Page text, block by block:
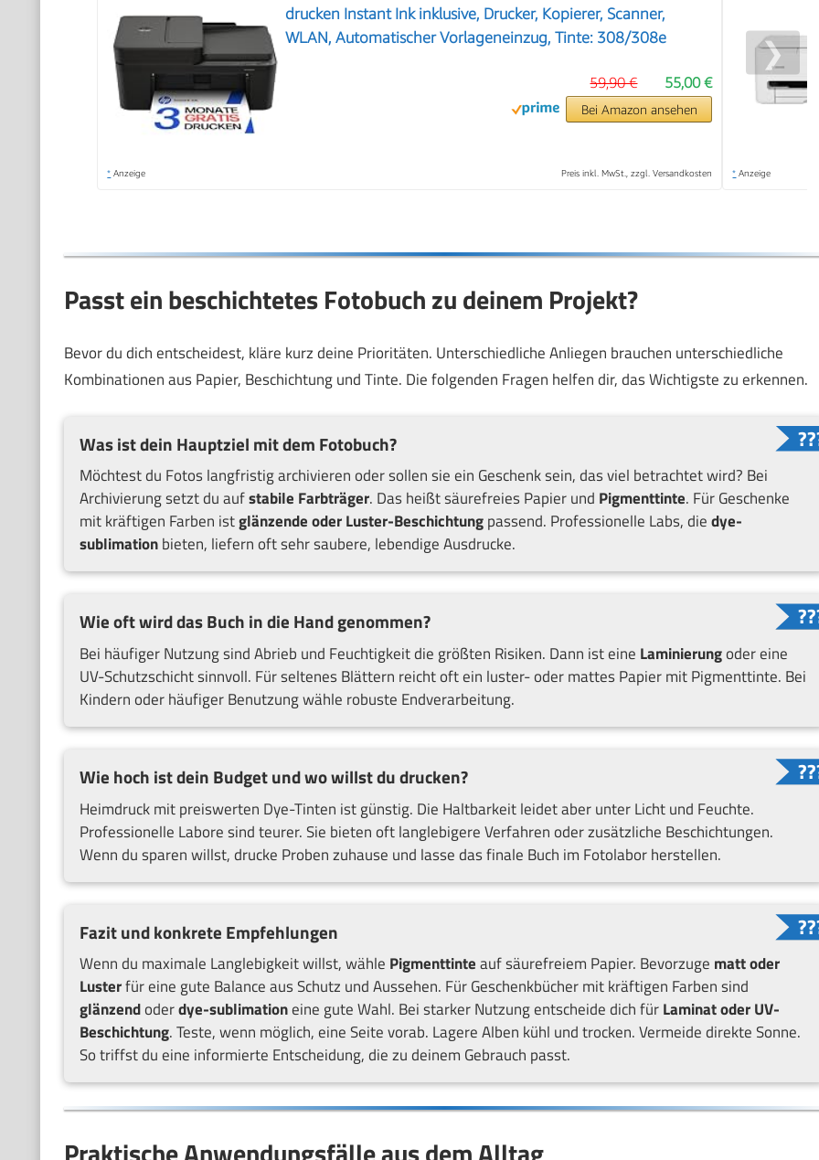
drucken Instant Ink inklusive, Drucker, Kopierer, Scanner,
WLAN, Automatischer Vorlageneinzug, Tinte: 308/308e
55,00 €
59,90 €
Bei Amazon ansehen
* Anzeige Preis inkl. MwSt., zzgl. Versandkosten * Anzeige
❯
Passt ein beschichtetes Fotobuch zu deinem Projekt?
Bevor du dich entscheidest, kläre kurz deine Prioritäten. Unterschiedliche Anliegen brauchen unterschiedliche
Kombinationen aus Papier, Beschichtung und Tinte. Die folgenden Fragen helfen dir, das Wichtigste zu erkennen.
Was ist dein Hauptziel mit dem Fotobuch?
Möchtest du Fotos langfristig archivieren oder sollen sie ein Geschenk sein, das viel betrachtet wird? Bei
Archivierung setzt du aufstabile Farbträger. Das heißt säurefreies Papier und Pigmenttinte. Für Geschenke
mit kräftigen Farben istglänzende oder Luster-Beschichtungpassend. Professionelle Labs, diedye-
sublimationbieten, liefern oft sehr saubere, lebendige Ausdrucke.
Wie oft wird das Buch in die Hand genommen?
Bei häufiger Nutzung sind Abrieb und Feuchtigkeit die größten Risiken. Dann ist eine Laminierungoder eine
UV-Schutzschicht sinnvoll. Für seltenes Blättern reicht oft ein luster- oder mattes Papier mit Pigmenttinte. Bei
Kindern oder häufiger Benutzung wähle robuste Endverarbeitung.
Wie hoch ist dein Budget und wo willst du drucken?
Heimdruck mit preiswerten Dye-Tinten ist günstig. Die Haltbarkeit leidet aber unter Licht und Feuchte.
Professionelle Labore sind teurer. Sie bieten oft langlebigere Verfahren oder zusätzliche Beschichtungen.
Wenn du sparen willst, drucke Proben zuhause und lasse das finale Buch im Fotolabor herstellen.
Fazit und konkrete Empfehlungen
Wenn du maximale Langlebigkeit willst, wähle Pigmenttinteauf säurefreiem Papier. Bevorzuge matt oder
Lusterfür eine gute Balance aus Schutz und Aussehen. Für Geschenkbücher mit kräftigen Farben sind
glänzendoderdye-sublimationeine gute Wahl. Bei starker Nutzung entscheide dich fürLaminat oder UV-
Beschichtung. Teste, wenn möglich, eine Seite vorab. Lagere Alben kühl und trocken. Vermeide direkte Sonne.
So triffst du eine informierte Entscheidung, die zu deinem Gebrauch passt.